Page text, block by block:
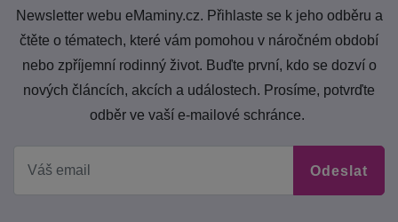
Newsletter webu eMaminy.cz. Přihlaste se k jeho odběru a
čtěte o tématech, které vám pomohou v náročném období
nebo zpříjemní rodinný život. Buďte první, kdo se dozví o
nových článcích, akcích a událostech. Prosíme, potvrďte
odběr ve vaší e-mailové schránce.
Odeslat